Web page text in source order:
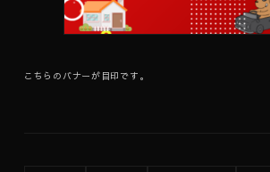
こちらのバナーが目印です。